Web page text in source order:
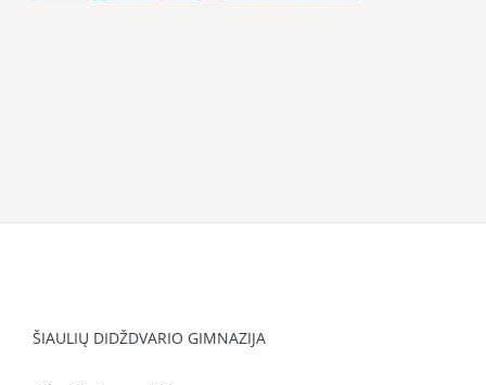
ŠIAULIŲ DIDŽDVARIO GIMNAZIJA